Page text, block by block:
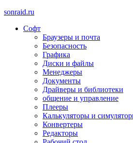
sonraid.ru
Скачивай программы, мини игры
Софт
Браузеры и почта
Безопасность
Графика
Диски и файлы
Менеджеры
Документы
Драйверы и библиотеки
общение и управление
Плееры
Калькуляторы и
Конвертеры
Редакторы